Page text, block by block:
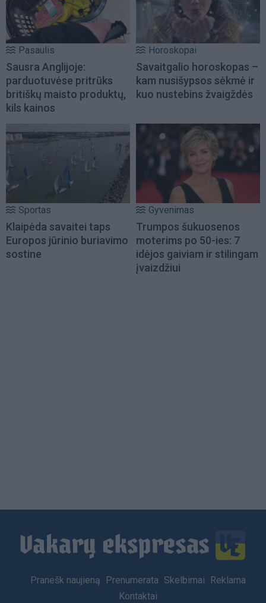
Pasaulis
Sausra Anglijoje:
parduotuvėse pritrūks
britiškų maisto produktų,
kils kainos
Horoskopai
Savaitgalio horoskopas –
kam nusišypsos sėkmė ir
kuo nustebins žvaigždės
Sportas
Klaipėda savaitei taps
Europos jūrinio buriavimo
sostine
Gyvenimas
Trumpos šukuosenos
moterims po 50-ies: 7
idėjos gaiviam ir stilingam
įvaizdžiui
Footer
Pranešk naujieną Prenumerata Skelbimai
Reklama
Kontaktai